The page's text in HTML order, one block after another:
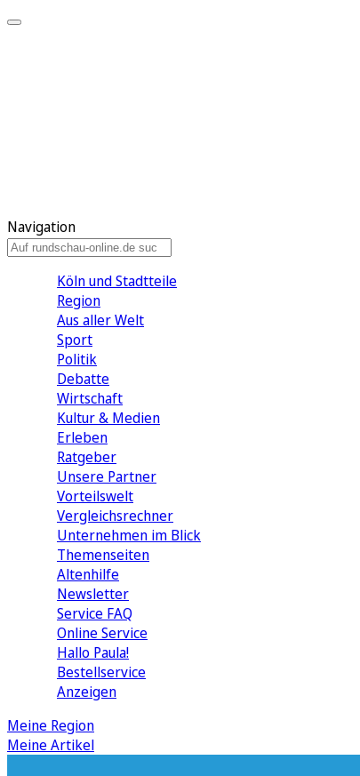
Navigation
Köln und Stadtteile
Region
Aus aller Welt
Sport
Politik
Debatte
Wirtschaft
Kultur & Medien
Erleben
Ratgeber
Unsere Partner
Vorteilswelt
Vergleichsrechner
Unternehmen im Blick
Themenseiten
Altenhilfe
Newsletter
Service FAQ
Online Service
Hallo Paula!
Bestellservice
Anzeigen
Meine Region
Meine Artikel